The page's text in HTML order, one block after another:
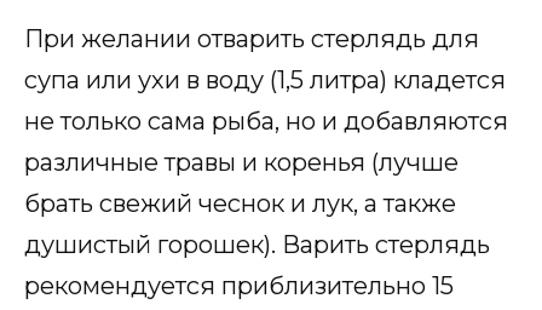
При желании отварить стерлядь для
супа или ухи в воду (1,5 литра) кладется
не только сама рыба, но и добавляются
различные травы и коренья (лучше
брать свежий чеснок и лук, а также
душистый горошек). Варить стерлядь
рекомендуется приблизительно 15